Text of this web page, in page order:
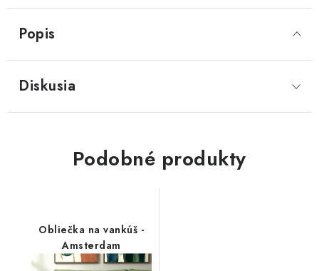
Popis
Diskusia
Podobné produkty
Obliečka na vankúš -
Amsterdam